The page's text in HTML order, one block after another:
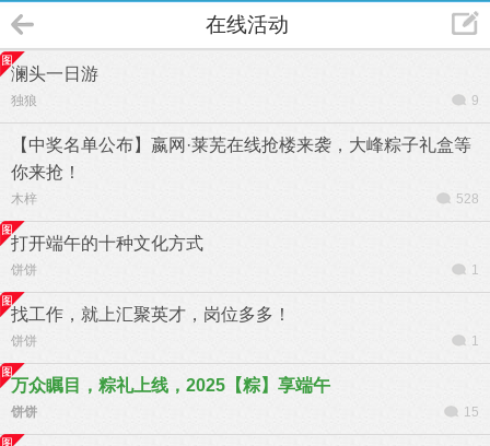
在线活动
澜头一日游
独狼 9
【中奖名单公布】嬴网·莱芜在线抢楼来袭，大峰粽子礼盒等
你来抢！
木梓 528
打开端午的十种文化方式
饼饼 1
找工作，就上汇聚英才，岗位多多！
饼饼 1
万众瞩目，粽礼上线，2025【粽】享端午
饼饼 15